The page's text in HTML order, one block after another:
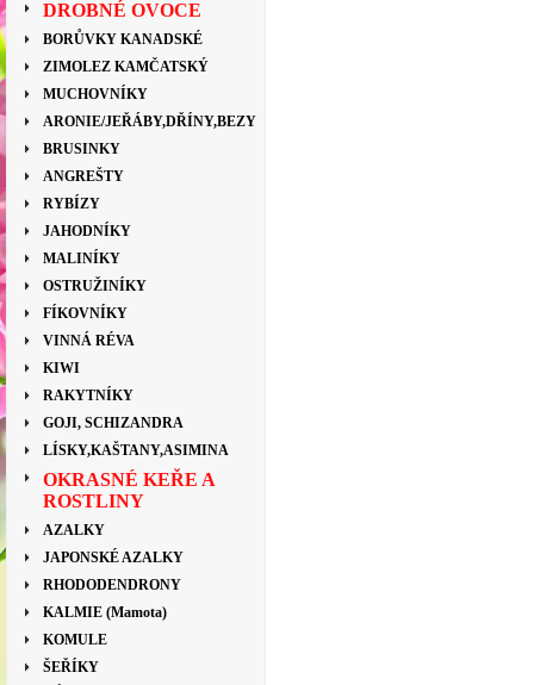
DROBNÉ OVOCE
BORŮVKY KANADSKÉ
ZIMOLEZ KAMČATSKÝ
MUCHOVNÍKY
ARONIE/JEŘÁBY,DŘÍNY,BEZY
BRUSINKY
ANGREŠTY
RYBÍZY
JAHODNÍKY
MALINÍKY
OSTRUŽINÍKY
FÍKOVNÍKY
VINNÁ RÉVA
KIWI
RAKYTNÍKY
GOJI, SCHIZANDRA
LÍSKY,KAŠTANY,ASIMINA
OKRASNÉ KEŘE A
ROSTLINY
AZALKY
JAPONSKÉ AZALKY
RHODODENDRONY
KALMIE (Mamota)
KOMULE
ŠEŘÍKY